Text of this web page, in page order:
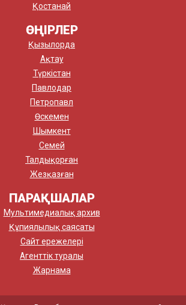
Қостанай
ӨҢІРЛЕР
Қызылорда
Ақтау
Түркістан
Павлодар
Петропавл
Өскемен
Шымкент
Семей
Талдықорған
Жезқазған
ПАРАҚШАЛАР
Мультимедиалық архив
Құпиялылық саясаты
Сайт ережелері
Агенттік туралы
Жарнама